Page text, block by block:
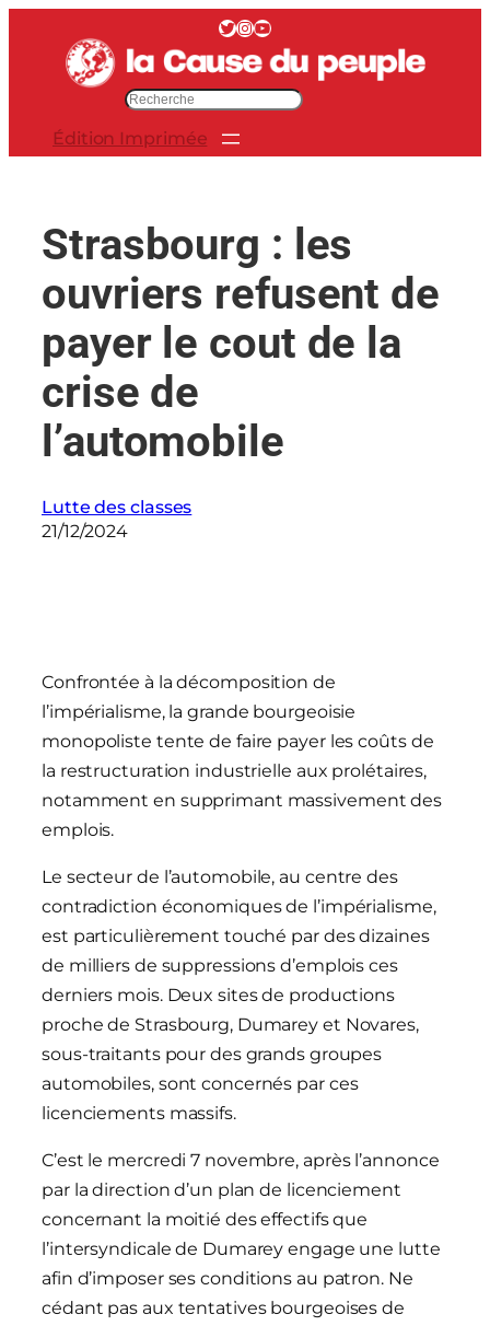
contenu
Twitter InstagramYouTube
c
e
Édition Imprimée
Strasbourg : les
ouvriers refusent de
payer le cout de la
crise de
l’automobile
Lutte des classes
21/12/2024
Confrontée à la décomposition de
l’impérialisme, la grande bourgeoisie
monopoliste tente de faire payer les coûts de
la restructuration industrielle aux prolétaires,
notamment en supprimant massivement des
emplois.
Le secteur de l’automobile, au centre des
contradiction économiques de l’impérialisme,
est particulièrement touché par des dizaines
de milliers de suppressions d’emplois ces
derniers mois. Deux sites de productions
proche de Strasbourg, Dumarey et Novares,
sous-traitants pour des grands groupes
automobiles, sont concernés par ces
licenciements massifs.
C’est le mercredi 7 novembre, après l’annonce
par la direction d’un plan de licenciement
concernant la moitié des effectifs que
l’intersyndicale de Dumarey engage une lutte
afin d’imposer ses conditions au patron. Ne
cédant pas aux tentatives bourgeoises de